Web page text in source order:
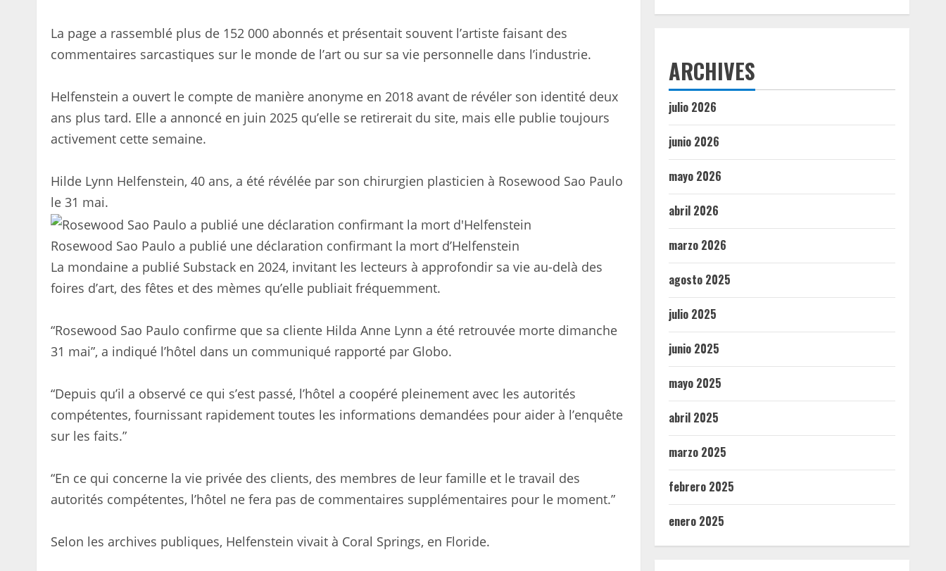
La page a rassemblé plus de 152 000 abonnés et présentait souvent l’artiste faisant des
commentaires sarcastiques sur le monde de l’art ou sur sa vie personnelle dans l’industrie.
Helfenstein a ouvert le compte de manière anonyme en 2018 avant de révéler son identité deux
ans plus tard. Elle a annoncé en juin 2025 qu’elle se retirerait du site, mais elle publie toujours
activement cette semaine.
Hilde Lynn Helfenstein, 40 ans, a été révélée par son chirurgien plasticien à Rosewood Sao Paulo
le 31 mai.
Rosewood Sao Paulo a publié une déclaration confirmant la mort d’Helfenstein
La mondaine a publié Substack en 2024, invitant les lecteurs à approfondir sa vie au-delà des
foires d’art, des fêtes et des mèmes qu’elle publiait fréquemment.
“Rosewood Sao Paulo confirme que sa cliente Hilda Anne Lynn a été retrouvée morte dimanche
31 mai”, a indiqué l’hôtel dans un communiqué rapporté par Globo.
“Depuis qu’il a observé ce qui s’est passé, l’hôtel a coopéré pleinement avec les autorités
compétentes, fournissant rapidement toutes les informations demandées pour aider à l’enquête
sur les faits.”
“En ce qui concerne la vie privée des clients, des membres de leur famille et le travail des
autorités compétentes, l’hôtel ne fera pas de commentaires supplémentaires pour le moment.”
Selon les archives publiques, Helfenstein vivait à Coral Springs, en Floride.
ARCHIVES
julio 2026
junio 2026
mayo 2026
abril 2026
marzo 2026
agosto 2025
julio 2025
junio 2025
mayo 2025
abril 2025
marzo 2025
febrero 2025
enero 2025